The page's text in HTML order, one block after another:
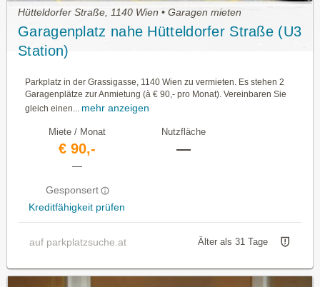
Hütteldorfer Straße, 1140 Wien • Garagen mieten
Garagenplatz nahe Hütteldorfer Straße (U3
Station)
Parkplatz in der Grassigasse, 1140 Wien zu vermieten. Es stehen 2
Garagenplätze zur Anmietung (à € 90,- pro Monat). Vereinbaren Sie
gleich einen... mehr anzeigen
Miete / Monat
€ 90,-
—
Gesponsert
Kreditfähigkeit prüfen
Nutzfläche
—
auf parkplatzsuche.at Älter als 31 Tage